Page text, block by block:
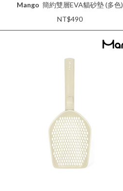
Mango 簡約雙層EVA貓砂墊 (多色)
NT$490